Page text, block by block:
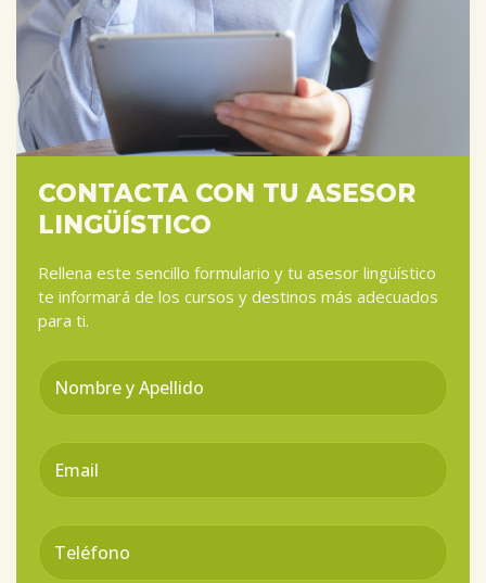
CONTACTA CON TU ASESOR
LINGÜÍSTICO
Rellena este sencillo formulario y tu asesor lingüístico
te informará de los cursos y destinos más adecuados
para ti.